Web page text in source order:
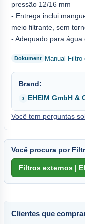
pressão 12/16 mm
- Entrega inclui
meio filtrante, sem
- Adequado para
Manual Filtro
Brand:
EHEIM GmbH &
Você tem perguntas
Você procura por
Clientes que